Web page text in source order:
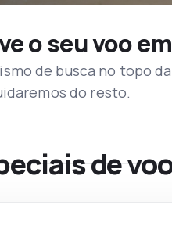
o seu voo
de busca no topo
do resto.
de